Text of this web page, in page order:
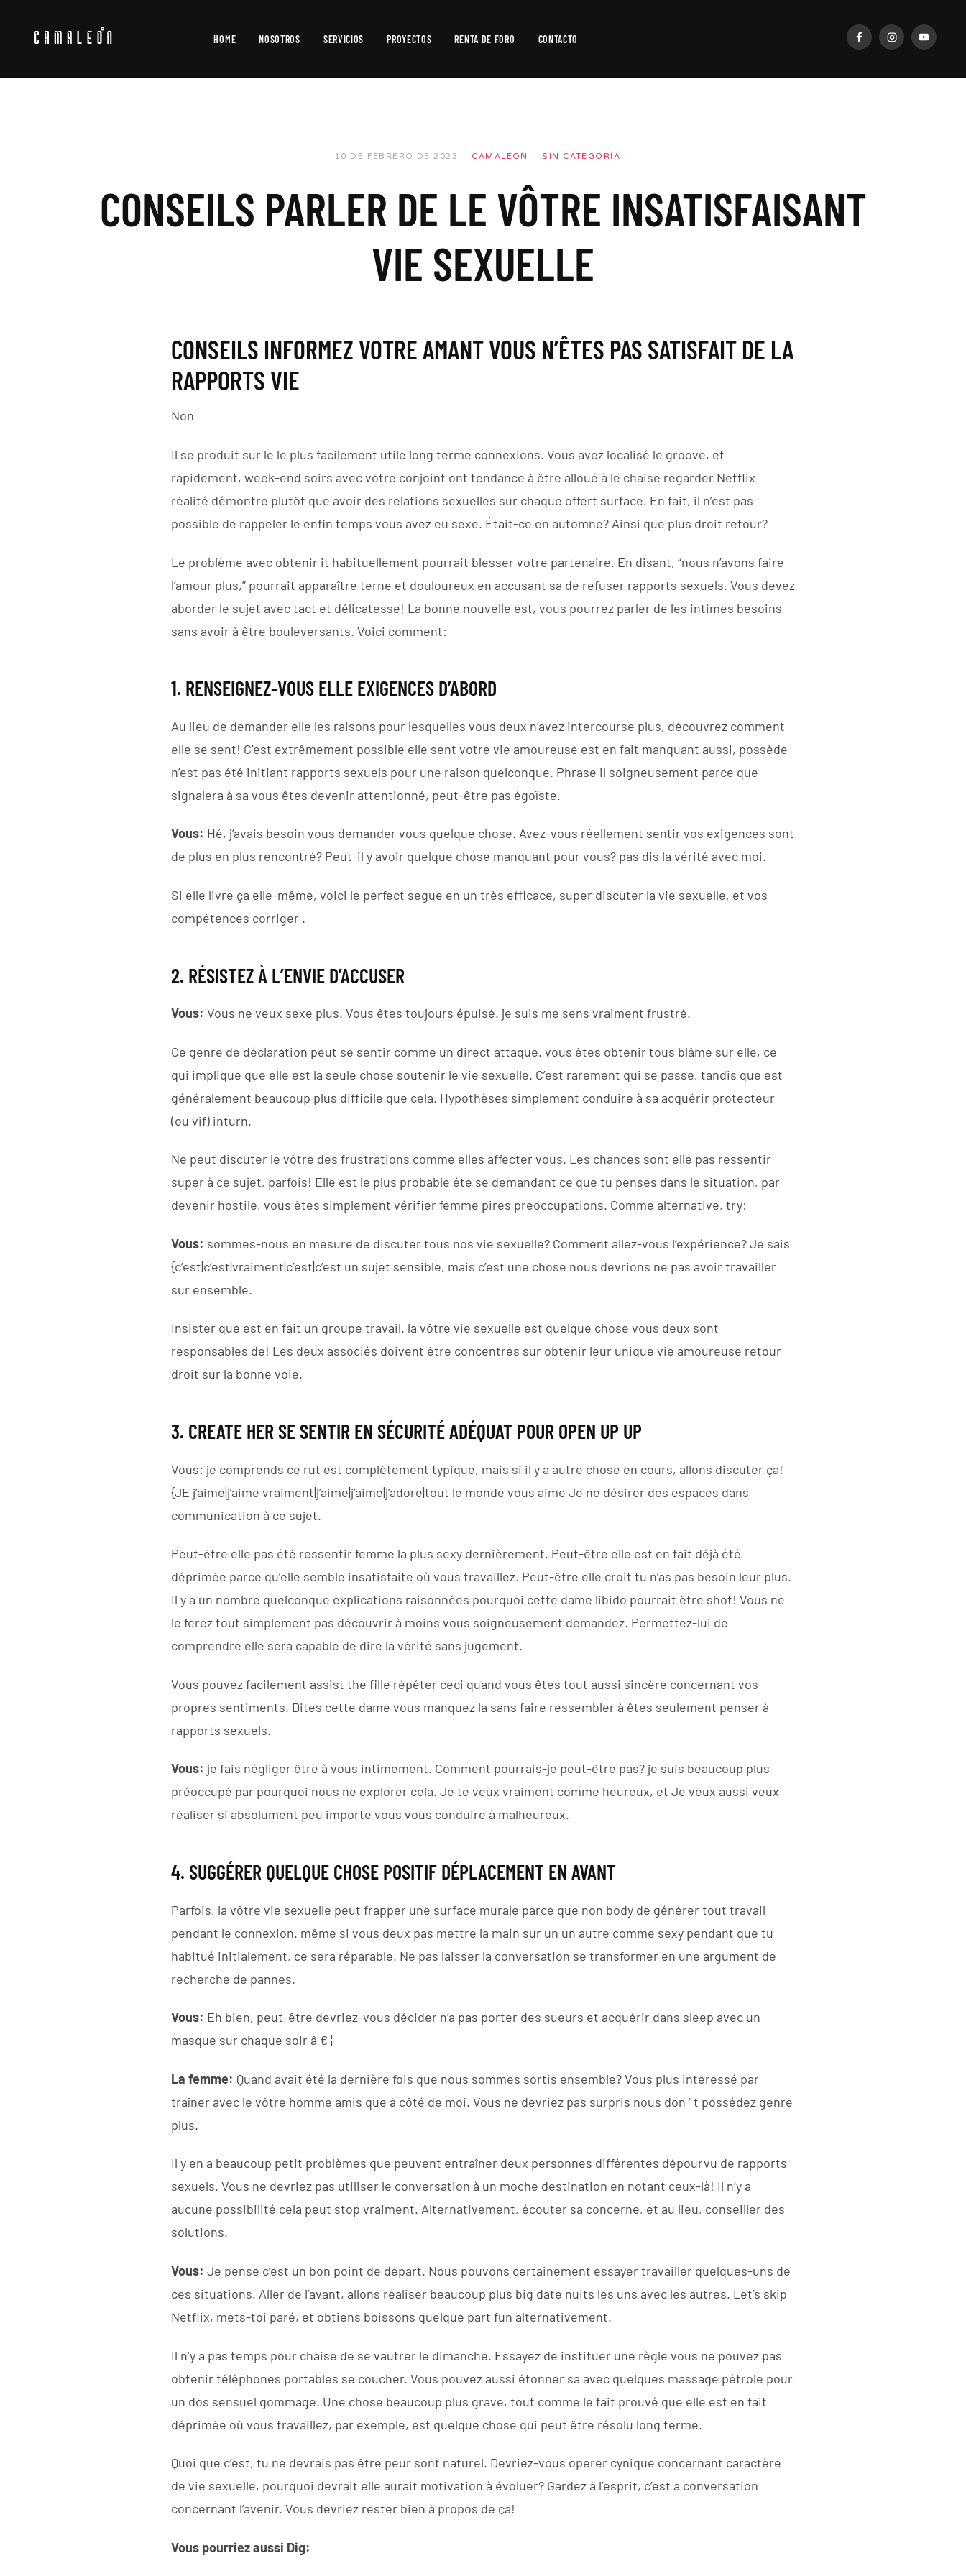
HOME NOSOTROS SERVICIOS
Producción
PROYECTOS RENTA DE FORO CONTACTO
10 DE FEBRERO DE 2023 CAMALEON SIN CATEGORÍA
CONSEILS PARLER DE LE VÔTRE INSATISFAISANT
VIE SEXUELLE
CONSEILS INFORMEZ VOTRE AMANT VOUS N’ÊTES PAS SATISFAIT DE LA
RAPPORTS VIE
Non
Il se produit sur le le plus facilement utile long terme connexions. Vous avez localisé le groove, et
rapidement, week-end soirs avec votre conjoint ont tendance à être alloué à le chaise regarder Netflix
réalité démontre plutôt que avoir des relations sexuelles sur chaque offert surface. En fait, il n’est pas
possible de rappeler le enfin temps vous avez eu sexe. Était-ce en automne? Ainsi que plus droit retour?
Le problème avec obtenir it habituellement pourrait blesser votre partenaire. En disant, “nous n’avons faire
l’amour plus,” pourrait apparaître terne et douloureux en accusant sa de refuser rapports sexuels. Vous devez
aborder le sujet avec tact et délicatesse! La bonne nouvelle est, vous pourrez parler de les intimes besoins
sans avoir à être bouleversants. Voici comment:
1. RENSEIGNEZ-VOUS ELLE EXIGENCES D’ABORD
Au lieu de demander elle les raisons pour lesquelles vous deux n’avez intercourse plus, découvrez comment
elle se sent! C’est extrêmement possible elle sent votre vie amoureuse est en fait manquant aussi, possède
n’est pas été initiant rapports sexuels pour une raison quelconque. Phrase il soigneusement parce que
signalera à sa vous êtes devenir attentionné, peut-être pas égoïste.
Vous: Hé, j’avais besoin vous demander vous quelque chose. Avez-vous réellement sentir vos exigences sont
de plus en plus rencontré? Peut-il y avoir quelque chose manquant pour vous? pas dis la vérité avec moi.
Si elle livre ça elle-même, voici le perfect segue en un très efficace, super discuter la vie sexuelle, et vos
compétences corriger .
2. RÉSISTEZ À L’ENVIE D’ACCUSER
Vous: Vous ne veux sexe plus. Vous êtes toujours épuisé. je suis me sens vraiment frustré.
Ce genre de déclaration peut se sentir comme un direct attaque. vous êtes obtenir tous blâme sur elle, ce
qui implique que elle est la seule chose soutenir le vie sexuelle. C’est rarement qui se passe, tandis que est
généralement beaucoup plus difficile que cela. Hypothèses simplement conduire à sa acquérir protecteur
(ou vif) inturn.
Ne peut discuter le vôtre des frustrations comme elles affecter vous. Les chances sont elle pas ressentir
super à ce sujet, parfois! Elle est le plus probable été se demandant ce que tu penses dans le situation, par
devenir hostile, vous êtes simplement vérifier femme pires préoccupations. Comme alternative, try:
Vous: sommes-nous en mesure de discuter tous nos vie sexuelle? Comment allez-vous l’expérience? Je sais
{c’est|c’est|vraiment|c’est|c’est un sujet sensible, mais c’est une chose nous devrions ne pas avoir travailler
sur ensemble.
Insister que est en fait un groupe travail. la vôtre vie sexuelle est quelque chose vous deux sont
responsables de! Les deux associés doivent être concentrés sur obtenir leur unique vie amoureuse retour
droit sur la bonne voie.
3. CREATE HER SE SENTIR EN SÉCURITÉ ADÉQUAT POUR OPEN UP UP
Vous: je comprends ce rut est complètement typique, mais si il y a autre chose en cours, allons discuter ça!
{JE j’aime|j’aime vraiment|j’aime|j’aime|j’adore|tout le monde vous aime Je ne désirer des espaces dans
communication à ce sujet.
Peut-être elle pas été ressentir femme la plus sexy dernièrement. Peut-être elle est en fait déjà été
déprimée parce qu’elle semble insatisfaite où vous travaillez. Peut-être elle croit tu n’as pas besoin leur plus.
Il y a un nombre quelconque explications raisonnées pourquoi cette dame libido pourrait être shot! Vous ne
le ferez tout simplement pas découvrir à moins vous soigneusement demandez. Permettez-lui de
comprendre elle sera capable de dire la vérité sans jugement.
Vous pouvez facilement assist the fille répéter ceci quand vous êtes tout aussi sincère concernant vos
propres sentiments. Dites cette dame vous manquez la sans faire ressembler à êtes seulement penser à
rapports sexuels.
Vous: je fais négliger être à vous intimement. Comment pourrais-je peut-être pas? je suis beaucoup plus
préoccupé par pourquoi nous ne explorer cela. Je te veux vraiment comme heureux, et Je veux aussi veux
réaliser si absolument peu importe vous vous conduire à malheureux.
4. SUGGÉRER QUELQUE CHOSE POSITIF DÉPLACEMENT EN AVANT
Parfois, la vôtre vie sexuelle peut frapper une surface murale parce que non body de générer tout travail
pendant le connexion. même si vous deux pas mettre la main sur un un autre comme sexy pendant que tu
habitué initialement, ce sera réparable. Ne pas laisser la conversation se transformer en une argument de
recherche de pannes.
Vous: Eh bien, peut-être devriez-vous décider n’a pas porter des sueurs et acquérir dans sleep avec un
masque sur chaque soir â € ¦
La femme: Quand avait été la dernière fois que nous sommes sortis ensemble? Vous plus intéressé par
traîner avec le vôtre homme amis que à côté de moi. Vous ne devriez pas surpris nous don ‘ t possédez genre
plus.
Il y en a beaucoup petit problèmes que peuvent entraîner deux personnes différentes dépourvu de rapports
sexuels. Vous ne devriez pas utiliser le conversation à un moche destination en notant ceux-là! Il n’y a
aucune possibilité cela peut stop vraiment. Alternativement, écouter sa concerne, et au lieu, conseiller des
solutions.
Vous: Je pense c’est un bon point de départ. Nous pouvons certainement essayer travailler quelques-uns de
ces situations. Aller de l’avant, allons réaliser beaucoup plus big date nuits les uns avec les autres. Let’s skip
Netflix, mets-toi paré, et obtiens boissons quelque part fun alternativement.
Il n’y a pas temps pour chaise de se vautrer le dimanche. Essayez de instituer une règle vous ne pouvez pas
obtenir téléphones portables se coucher. Vous pouvez aussi étonner sa avec quelques massage pétrole pour
un dos sensuel gommage. Une chose beaucoup plus grave, tout comme le fait prouvé que elle est en fait
déprimée où vous travaillez, par exemple, est quelque chose qui peut être résolu long terme.
Quoi que c’est, tu ne devrais pas être peur sont naturel. Devriez-vous operer cynique concernant caractère
de vie sexuelle, pourquoi devrait elle aurait motivation à évoluer? Gardez à l’esprit, c’est a conversation
concernant l’avenir. Vous devriez rester bien à propos de ça!
Vous pourriez aussi Dig: